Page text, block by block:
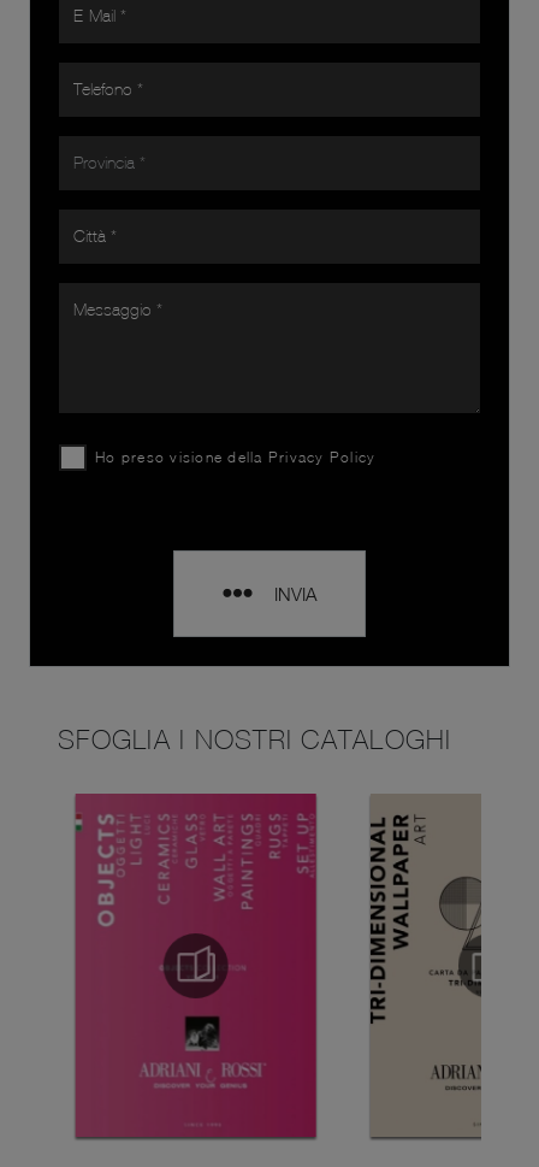
Ho preso visione della Privacy Policy
INVIA
SFOGLIA I NOSTRI CATALOGHI